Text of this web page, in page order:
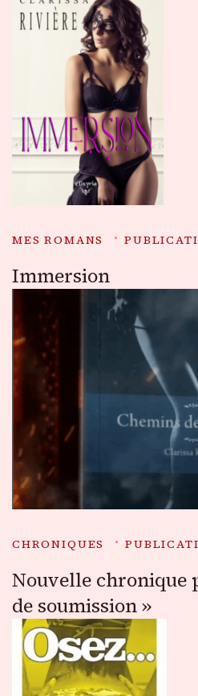
MES ROMANS
Immersion
CHRONIQUES
Nouvelle chronique
de soumission »